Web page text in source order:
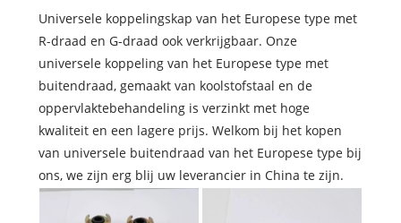
Universele koppelingskap van het Europese type met
R-draad en G-draad ook verkrijgbaar. Onze
universele koppeling van het Europese type met
buitendraad, gemaakt van koolstofstaal en de
oppervlaktebehandeling is verzinkt met hoge
kwaliteit en een lagere prijs. Welkom bij het kopen
van universele buitendraad van het Europese type bij
ons, we zijn erg blij uw leverancier in China te zijn.